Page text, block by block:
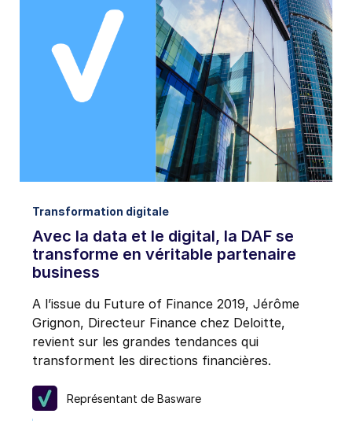
Transformation digitale
Avec la data et le digital, la DAF se
transforme en véritable partenaire
business
A l’issue du Future of Finance 2019, Jérôme
Grignon, Directeur Finance chez Deloitte,
revient sur les grandes tendances qui
transforment les directions financières.
Représentant de Basware
Basware traite mes données personnelles de contact,
recueillies via le présent formulaire, pour donner suite à
ma demande conformément à sapolitique de
confidentialité
J'accepte de recevoir des notifications par e-mail
Je peux me désinscrire aux communications envoyées par e-
mail par Basware à tout moment, en utilisant le lien de
désinscription figurant sur chaque e-mail ou en cliquant ici.